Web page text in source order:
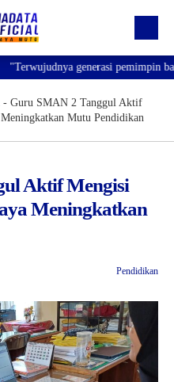
"Terwujudnya generasi pemimpin
- Guru SMAN 2 Tanggul Aktif
Mutu Pendidikan
Aktif Mengisi
Meningkatkan
Pendidikan